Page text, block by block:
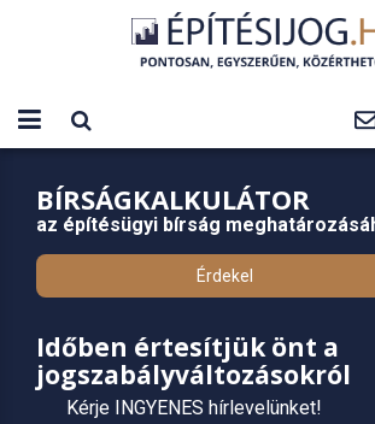
BÍRSÁGKALKULÁTOR
az építésügyi bírság
Érdekel
Időben értesítjük önt a
jogszabályváltozásokról
Kérje INGYENES hírlevelünket!